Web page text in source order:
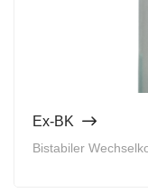
Ex-BK
Bistabiler